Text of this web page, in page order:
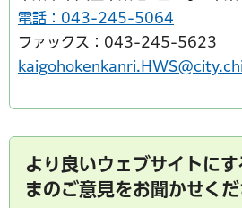
電話：043-245-5064
ファックス：043-245-5623
より良いウェブサイトに
まのご意見をお聞かせく